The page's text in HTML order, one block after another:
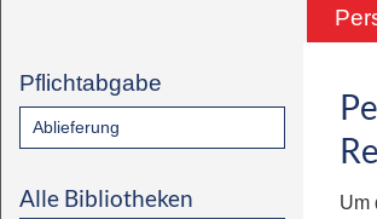
Pflichtabgabe
Ablieferung
Alle Bibliotheken
Um